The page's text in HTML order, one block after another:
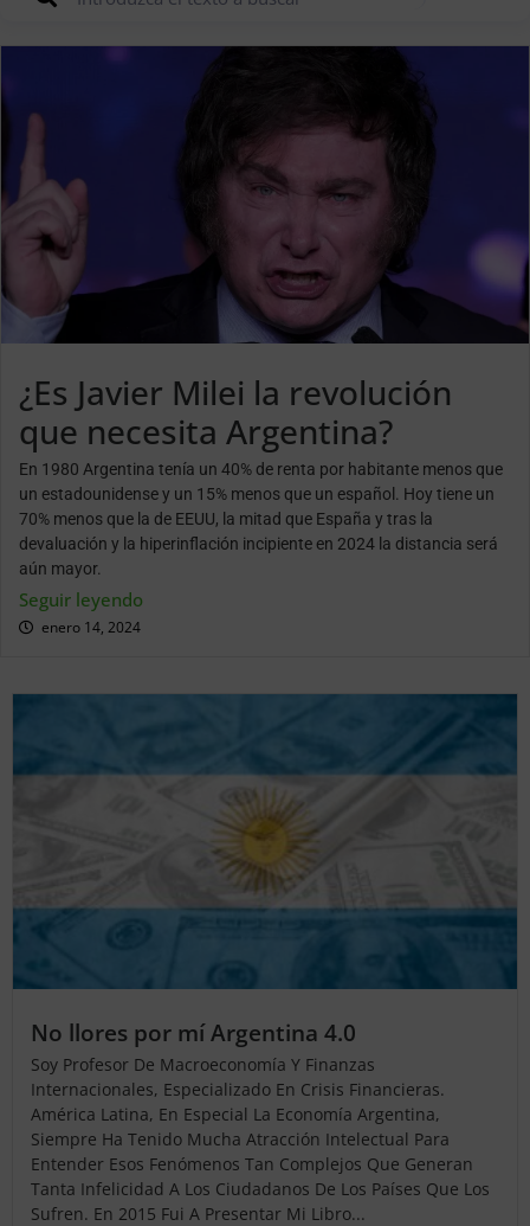
¿Es Javier Milei la revolución
que necesita Argentina?
En 1980 Argentina tenía un 40% de renta por habitante menos que
un estadounidense y un 15% menos que un español. Hoy tiene un
70% menos que la de EEUU, la mitad que España y tras la
devaluación y la hiperinflación incipiente en 2024 la distancia será
aún mayor.
Seguir leyendo
enero 14, 2024
No llores por mí Argentina 4.0
Soy Profesor De Macroeconomía Y Finanzas
Internacionales, Especializado En Crisis Financieras.
América Latina, En Especial La Economía Argentina,
Siempre Ha Tenido Mucha Atracción Intelectual Para
Entender Esos Fenómenos Tan Complejos Que Generan
Tanta Infelicidad A Los Ciudadanos De Los Países Que Los
Sufren. En 2015 Fui A Presentar Mi Libro...